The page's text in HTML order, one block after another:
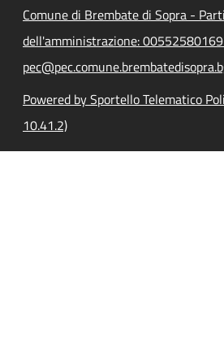
Comune di Brembate di Sopra -
dell'amministrazione: 00552580169
Powered by Sportello Telematico
10.41.2)